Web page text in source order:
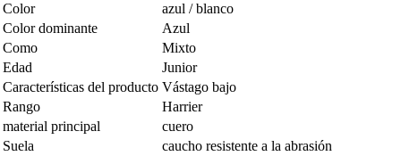
Color
azul / blanco
Color dominante
Azul
Como
Mixto
Edad
Junior
Características del producto Vástago bajo
Rango
Harrier
material principal
cuero
Suela
caucho resistente a la abrasión